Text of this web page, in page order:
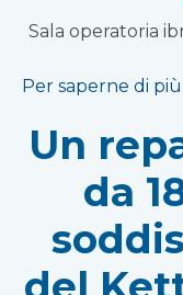
Sala operatoria
Per saperne di più
Un
da